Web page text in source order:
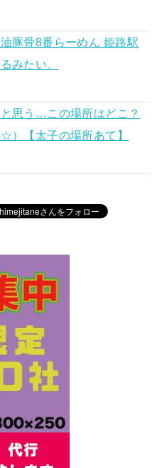
豚骨8番らーめん 姫路駅
みたい。
思う…この場所はどこ？
【太子の場所あて】